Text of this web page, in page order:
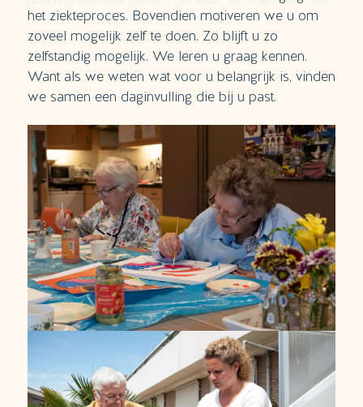
het ziekteproces. Bovendien motiveren we u om
zoveel mogelijk zelf te doen. Zo blijft u zo
zelfstandig mogelijk. We leren u graag kennen.
Want als we weten wat voor u belangrijk is, vinden
we samen een daginvulling die bij u past.